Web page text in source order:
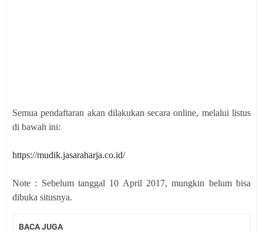
Semua pendaftaran akan dilakukan secara online, melalui listus
di bawah ini:
https://mudik.jasaraharja.co.id/
Note : Sebelum tanggal 10 April 2017, mungkin belum bisa
dibuka situsnya.
BACA JUGA